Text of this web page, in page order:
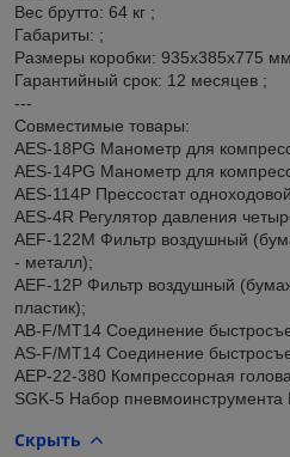
Вес брутто: 64 кг ;
Габариты: ;
Размеры коробки: 935x385x775
Гарантийный срок: 12 месяцев ;
---
Совместимые товары:
AES-18PG Манометр для
AES-14PG Манометр для
AES-114P Прессостат
AES-4R Регулятор давления
AEF-122M Фильтр воздушный
- металл);
AEF-12P Фильтр воздушный
пластик);
AB-F/MT14 Соединение
AS-F/MT14 Соединение
AEP-22-380 Компрессорная
SGK-5 Набор пневмоинструмента
Скрыть